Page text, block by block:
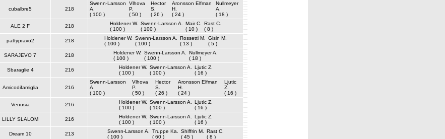
cubalbre5 218
Swenn-Larsson
A.
( 100 )
Vlhova
P.
( 50 )
Hector
S.
( 26 )
Aronsson Elfman
H.
( 24 )
Nullmeyer
A.
( 18 )
ALE 2 F 218
Holdener W.
( 100 )
Swenn-Larsson A.
( 100 )
Mair C.
( 10 )
Rast C.
( 8 )
pattypravo2 218
Holdener W.
( 100 )
Swenn-Larsson A.
( 100 )
Rossetti M.
( 13 )
Gisin M.
( 5 )
SARAJEVO 7 218
Holdener W.
( 100 )
Swenn-Larsson A.
( 100 )
Nullmeyer A.
( 18 )
Sbaraglie 4 216
Holdener W.
( 100 )
Swenn-Larsson A.
( 100 )
Ljutic Z.
( 16 )
Amicodifamiglia 216
Swenn-Larsson
A.
( 100 )
Vlhova
P.
( 50 )
Hector
S.
( 26 )
Aronsson Elfman
H.
( 24 )
Ljutic
Z.
( 16 )
Venusia 216
Holdener W.
( 100 )
Swenn-Larsson A.
( 100 )
Ljutic Z.
( 16 )
LILLY SLALOM 216
Holdener W.
( 100 )
Swenn-Larsson A.
( 100 )
Ljutic Z.
( 16 )
Dream 10 213
Swenn-Larsson A.
( 100 )
Truppe Ka.
( 60 )
Shiffrin M.
( 45 )
Rast C.
( 8 )